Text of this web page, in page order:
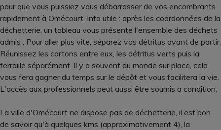
pour que vous puissiez vous débarrasser de vos encombrants
rapidement à Omécourt. Info utile : après les coordonnées de la
déchetterie, un tableau vous présente l'ensemble des déchets
admis . Pour aller plus vite, séparez vos détritus avant de partir.
Réunissez les cartons entre eux, les détritus verts puis la
ferraille séparément. Il y a souvent du monde sur place, cela
vous fera gagner du temps sur le dépôt et vous facilitera la vie.
L'accès aux professionnels peut aussi être soumis à condition.
La ville d'Omécourt ne dispose pas de déchetterie, il est bon
de savoir qu'à quelques kms (approximativement 4), la